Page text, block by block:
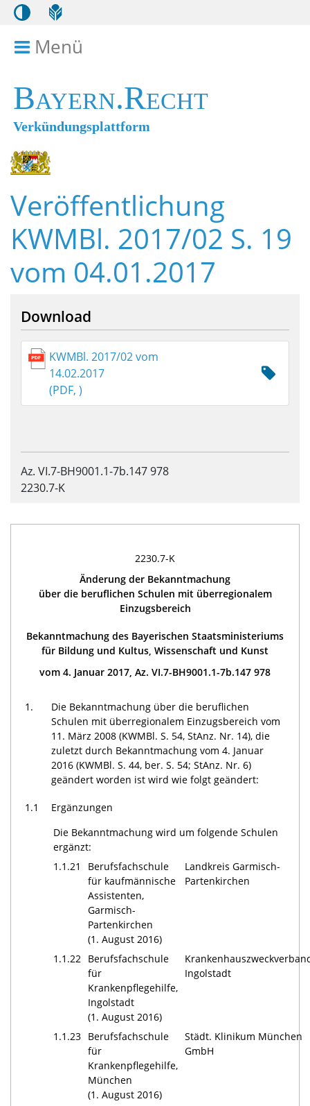
Menü
Bayern.Recht
Verkündungsplattform
Veröffentlichung
KWMBl. 2017/02 S. 19
vom 04.01.2017
Download
KWMBl. 2017/02 vom
14.02.2017
(PDF, )
Az. VI.7-BH9001.1-7b.147 978
2230.7-K
2230.7-K
Änderung der Bekanntmachung
über die beruflichen Schulen mit überregionalem
Einzugsbereich
Bekanntmachung des Bayerischen Staatsministeriums
für Bildung und Kultus, Wissenschaft und Kunst
vom 4. Januar 2017, Az. VI.7-BH9001.1-7b.147 978
1.
Die Bekanntmachung über die beruflichen
Schulen mit überregionalem Einzugsbereich vom
11. März 2008 (KWMBl. S. 54, StAnz. Nr. 14), die
zuletzt durch Bekanntmachung vom 4. Januar
2016 (KWMBl. S. 44, ber. S. 54; StAnz. Nr. 6)
geändert worden ist wird wie folgt geändert:
1.1
Ergänzungen
Die Bekanntmachung wird um folgende Schulen
ergänzt:
1.1.21
Berufsfachschule
für kaufmännische
Assistenten,
Garmisch-
Partenkirchen
(1. August 2016)
Landkreis Garmisch-
Partenkirchen
1.1.22
Berufsfachschule
für
Krankenpflegehilfe,
Ingolstadt
(1. August 2016)
Ingolstadt
1.1.23
Berufsfachschule
für
Krankenpflegehilfe,
München
(1. August 2016)
Städt. Klinikum München
GmbH